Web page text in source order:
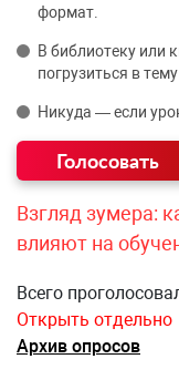
формат.
В библиотеку или
погрузиться в
Никуда — если
Взгляд зумера:
влияют на
Всего
Открыть отдельно
Архив опросов